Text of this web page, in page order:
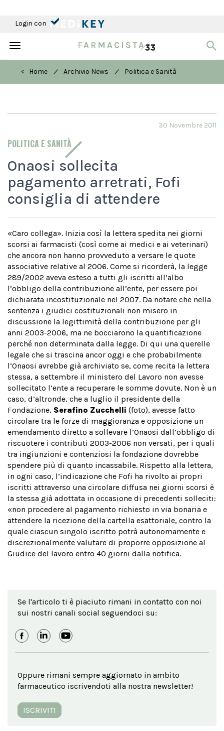
Login con
Toggle
< Home
/ Archivio News / Politica e Sanità
POLITICA E SANITÀ
30 Novembre 2011
Onaosi sollecita
pagamento arretrati, Fofi
consiglia di attendere
«Caro collega». Inizia così la lettera spedita nei giorni
scorsi ai farmacisti (così come ai medici e ai veterinari)
che ancora non hanno provveduto a versare le quote
associative relative al 2006. Come si ricorderà, la legge
289/2002 aveva esteso a tutti gli iscritti all’albo
l’obbligo della contribuzione all’ente, per essere poi
dichiarata incostituzionale nel 2007. Da notare che nella
sentenza i giudici costituzionali non misero in
discussione la legittimità della contribuzione per gli
anni 2003-2006, ma ne bocciarono la quantificazione
perché non determinata dalla legge. Di qui una querelle
legale che si trascina ancor oggi e che probabilmente
l’Onaosi avrebbe già archiviato se, come recita la lettera
stessa, a settembre il ministero del Lavoro non avesse
sollecitato l’ente a recuperare le somme dovute. Non è un
caso, d’altronde, che a luglio il presidente della
Fondazione, Serafino Zucchelli (foto), avesse fatto
circolare tra le forze di maggioranza e opposizione un
emendamento diretto a sollevare l’Onaosi dall’obbligo di
riscuotere i contributi 2003-2006 non versati, per i quali
tra ingiunzioni e contenziosi la fondazione dovrebbe
spendere più di quanto incassabile. Rispetto alla lettera,
in ogni caso, l’indicazione che Fofi ha rivolto ai propri
iscritti attraverso una circolare diffusa nei giorni scorsi è
la stessa già adottata in occasione di precedenti solleciti:
«non procedere al pagamento richiesto in via bonaria e
attendere la ricezione della cartella esattoriale, contro la
quale ciascun singolo iscritto potrà autonomamente e
discrezionalmente valutare di proporre opposizione al
Giudice del lavoro entro 40 giorni dalla notifica.
Se l'articolo ti è piaciuto rimani in contatto con noi
sui nostri canali social seguendoci su:
Oppure rimani sempre aggiornato in ambito
farmaceutico iscrivendoti alla nostra newsletter!
ISCRIVITI